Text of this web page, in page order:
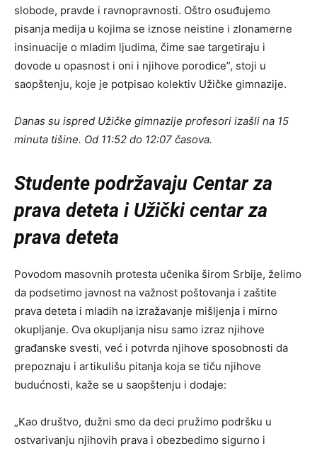
slobode, pravde i ravnopravnosti. Oštro osuđujemo
pisanja medija u kojima se iznose neistine i zlonamerne
insinuacije o mladim ljudima, čime sae targetiraju i
dovode u opasnost i oni i njihove porodice”, stoji u
saopštenju, koje je potpisao kolektiv Užičke gimnazije.
Danas su ispred Užičke gimnazije profesori izašli na 15
minuta tišine. Od 11:52 do 12:07 časova.
Studente podržavaju Centar za
prava deteta i Užički centar za
prava deteta
Povodom masovnih protesta učenika širom Srbije, želimo
da podsetimo javnost na važnost poštovanja i zaštite
prava deteta i mladih na izražavanje mišljenja i mirno
okupljanje. Ova okupljanja nisu samo izraz njihove
građanske svesti, već i potvrda njihove sposobnosti da
prepoznaju i artikulišu pitanja koja se tiču njihove
budućnosti, kaže se u saopštenju i dodaje:
„Kao društvo, dužni smo da deci pružimo podršku u
ostvarivanju njihovih prava i obezbedimo sigurno i